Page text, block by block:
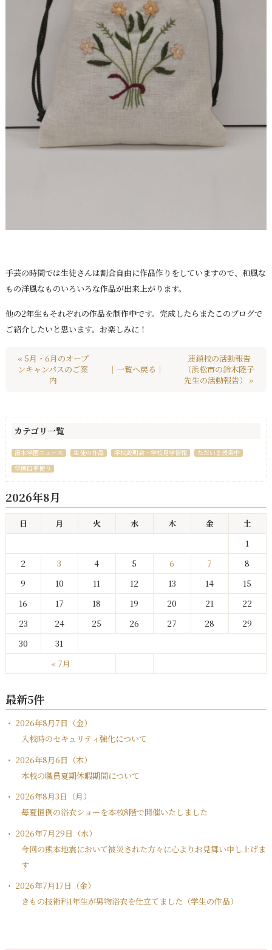
手芸の時間では生徒さんは割合自由に作品作りをしていますので、和風な
もの洋風なものいろいろな作品が出来上がります。
他の2年生もそれぞれの作品を制作中です。完成したらまたこのブログで
ご紹介したいと思います。お楽しみに！
« 5月・6月のオープ
ンキャンパスのご案
内
｜一覧へ戻る｜
連鎖校の活動報告
（浜松市の鈴木陸子
先生の活動報告） »
カテゴリ一覧
清水学園ニュース 生徒の作品 学校説明会・学校見学情報
ただいま授業中
学園四季便り
2026年8月
日 月 火 水 木 金 土
« 7月
1
2
3 4 5 6 7
8
9
10 11 12 13 14
15
16
17 18 19 20 21
22
23
24 25 26 27 28
29
30
31
最新5件
2026年8月7日（金）
入校時のセキュリティ強化について
2026年8月6日（木）
本校の職員夏期休暇期間について
2026年8月3日（月）
毎夏恒例の浴衣ショーを本校8階で開催いたしました
2026年7月29日（水）
今回の熊本地震において被災された方々に心よりお見舞い申し上げま
す
2026年7月17日（金）
きもの技術科1年生が男物浴衣を仕立てました（学生の作品）